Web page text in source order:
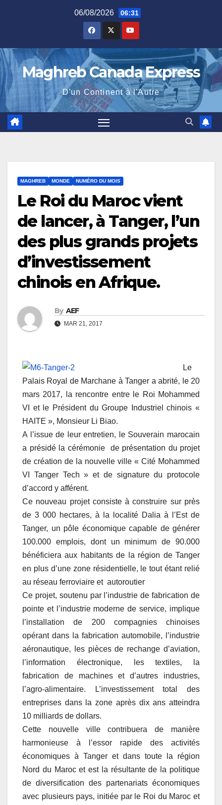
06/08/2026 06:31
Maghreb Canada Express
D'un Continent à l'Autre
MAGHREB MONDE NUMÉRO DU MOIS
Le Roi du Maroc vient
de lancer, à Tanger, l’un
des plus grands projets
d’investissement
chinois en Afrique.
By AEF
MAR 21, 2017
Le
Palais Royal de Marchane à Tanger a abrité, le 20
mars 2017, la rencontre entre le Roi Mohammed
VI et le Président du Groupe Industriel chinois «
HAITE », Monsieur Li Biao.
A l’issue de leur entretien, le Souverain marocain
a présidé la cérémonie de présentation du projet
de création de la nouvelle ville « Cité Mohammed
VI Tanger Tech » et de signature du protocole
d’accord y afférent.
Ce nouveau projet consiste à construire sur près
de 3 000 hectares, à la localité Dalia à l’Est de
Tanger, un pôle économique capable de générer
100.000 emplois, dont un minimum de 90.000
bénéficiera aux habitants de la région de Tanger
en plus d’une zone résidentielle, le tout étant relié
au réseau ferroviaire et autoroutier
Ce projet, soutenu par l’industrie de fabrication de
pointe et l’industrie moderne de service, implique
l’installation de 200 compagnies chinoises
opérant dans la fabrication automobile, l’industrie
aéronautique, les pièces de rechange d’aviation,
l’information électronique, les textiles, la
fabrication de machines et d’autres industries,
l’agro-alimentaire. L’investissement total des
entreprises dans la zone après dix ans atteindra
10 milliards de dollars.
Cette nouvelle ville contribuera de manière
harmonieuse à l’essor rapide des activités
économiques à Tanger et dans toute la région
Nord du Maroc et est la résultante de la politique
de diversification des partenariats économiques
avec plusieurs pays, initiée par le Roi du Maroc et